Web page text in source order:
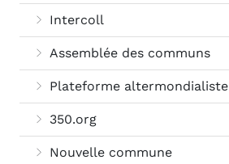
Intercoll
Assemblée des communs
Plateforme altermondialiste
350.org
Nouvelle commune